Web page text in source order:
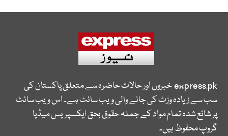
express.pkخبروں اور حالات حاضرہ سے متعلق پاکستان کی
سب سے زیادہ وزٹ کی جانے والی ویب سائٹ ہے۔ اس ویب سائٹ
پر شائع شدہ تمام مواد کے جملہ حقوق بحق ایکسپریس میڈیا
گروپ محفوظ ہیں۔